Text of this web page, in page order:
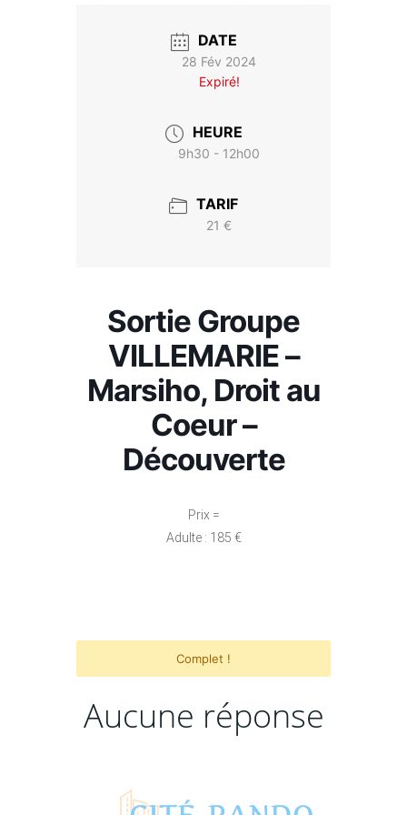
DATE
28 Fév 2024
Expiré!
HEURE
9h30 - 12h00
TARIF
21 €
Sortie Groupe
VILLEMARIE –
Marsiho, Droit au
Coeur –
Découverte
Prix =
Adulte : 185 €
Complet !
Aucune réponse